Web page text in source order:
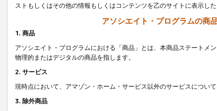
ストもしくはその他の情報もしくはコンテンツを乙のサイトに表示し
アソシエイト・プログラムの商
1. 商品
アソシエイト・プログラムにおける「商品」とは、本商品ステートメ
物理的またはデジタルの商品を指します。
2. サービス
現時点において、アマゾン・ホーム・サービス以外のサービスについ
3. 除外商品